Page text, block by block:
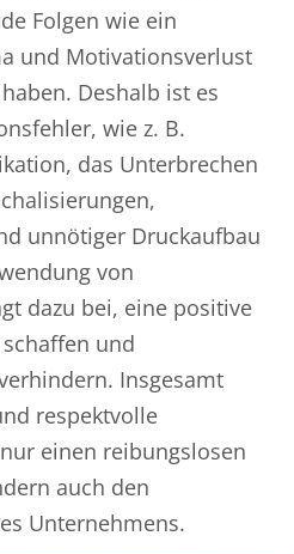
Folgen wie ein
und Motivationsverlust
Deshalb ist es
wie z. B.
das Unterbrechen
unnötiger Druckaufbau
von
dazu bei, eine positive
und
Insgesamt
respektvolle
einen reibungslosen
auch den
Unternehmens.